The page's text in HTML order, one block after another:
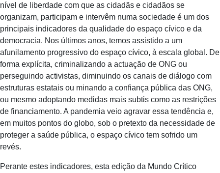
nível de liberdade com que as cidadãs e cidadãos se
organizam, participam e intervêm numa sociedade é um dos
principais indicadores da qualidade do espaço cívico e da
democracia. Nos últimos anos, temos assistido a um
afunilamento progressivo do espaço cívico, à escala global. De
forma explícita, criminalizando a actuação de ONG ou
perseguindo activistas, diminuindo os canais de diálogo com
estruturas estatais ou minando a confiança pública das ONG,
ou mesmo adoptando medidas mais subtis como as restrições
de financiamento. A pandemia veio agravar essa tendência e,
em muitos pontos do globo, sob o pretexto da necessidade de
proteger a saúde pública, o espaço cívico tem sofrido um
revés.
Perante estes indicadores, esta edição da Mundo Crítico